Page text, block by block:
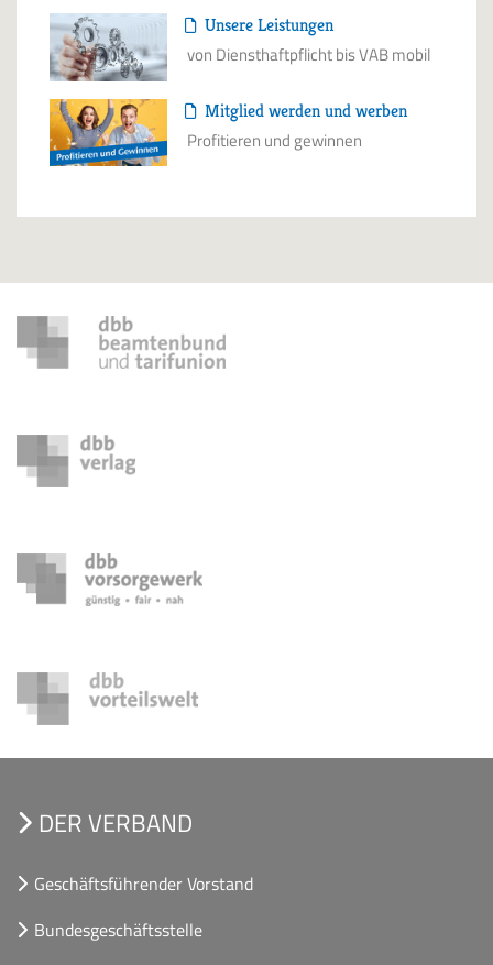
Unsere Leistungen
von Diensthaftpflicht bis VAB mobil
Mitglied werden und werben
Profitieren und gewinnen
DER VERBAND
Geschäftsführender Vorstand
Bundesgeschäftsstelle